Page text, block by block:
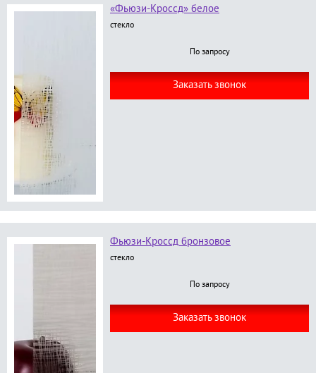
«Фьюзи-Кроссд» белое
стекло
По запросу
Заказать звонок
Фьюзи-Кроссд бронзовое
стекло
По запросу
Заказать звонок